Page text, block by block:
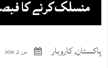
منسلک کرنے کا
پاکستان,کاروبار جون 2, 2026